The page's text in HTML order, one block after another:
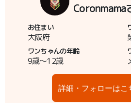
Coronmama
お住まい
大阪府
ワンちゃんの年齢
9歳～12歳
詳細・フォローはこ